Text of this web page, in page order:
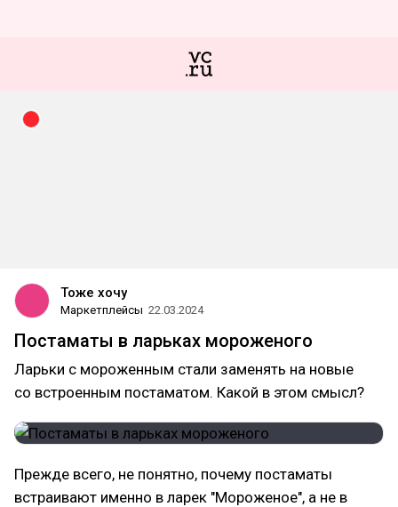
Тоже хочу
Маркетплейсы 22.03.2024
Постаматы в ларьках мороженого
Ларьки с мороженным стали заменять на новые
со встроенным постаматом. Какой в этом смысл?
Прежде всего, не понятно, почему постаматы
встраивают именно в ларек "Мороженое", а не в